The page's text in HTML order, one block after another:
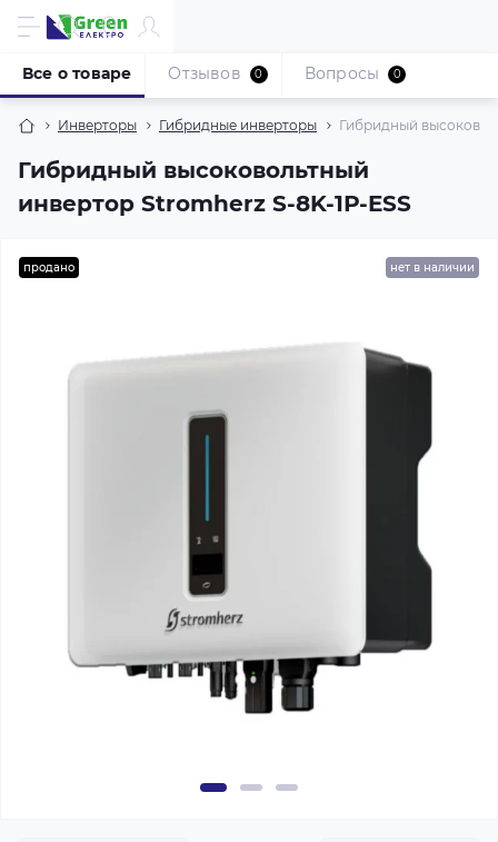
Инверторы Гибридные инверторы Гибридный
Гибридный высоковольтный
инвертор Stromherz S-8K-1Р-ESS
Все о товаре Отзывов 0 Вопросы 0
продано нет в наличии